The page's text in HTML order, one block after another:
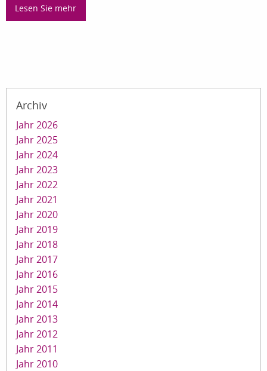
Lesen Sie mehr
Archiv
Jahr 2026
Jahr 2025
Jahr 2024
Jahr 2023
Jahr 2022
Jahr 2021
Jahr 2020
Jahr 2019
Jahr 2018
Jahr 2017
Jahr 2016
Jahr 2015
Jahr 2014
Jahr 2013
Jahr 2012
Jahr 2011
Jahr 2010